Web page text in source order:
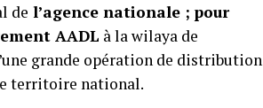
de l’agence nationale ; pour
AADL à la wilaya de
grande opération de distribution
territoire national.